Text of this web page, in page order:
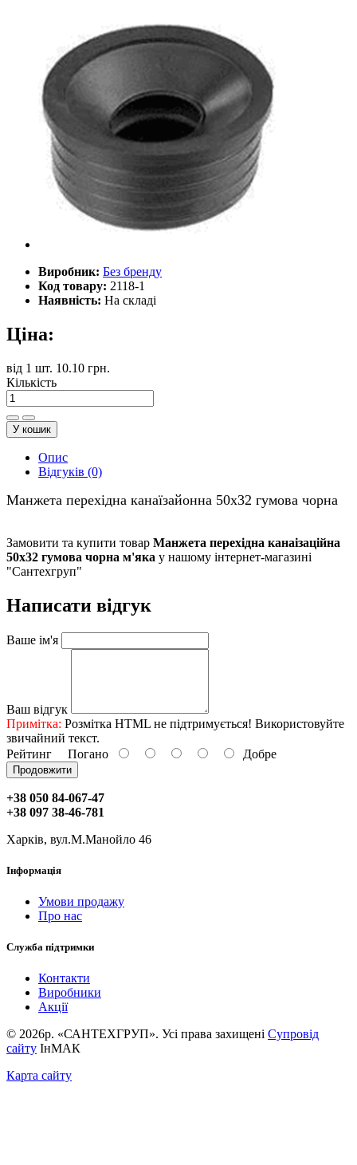
Виробник: Без бренду
Код товару: 2118-1
Наявність: На складі
Ціна:
від 1 шт. 10.10 грн.
Кількість
У кошик
Опис
Відгуків (0)
Манжета перехідна канаїзайонна 50х32 гумова чорна
Замовити та купити товар Манжета перехідна канаізаційна
50х32 гумова чорна м'яка у нашому інтернет-магазині
"Сантехгруп"
Написати відгук
Ваше ім'я
Ваш відгук
Примітка: Розмітка HTML не підтримується! Використовуйте
звичайний текст.
Рейтинг Погано Добре
Продовжити
+38 050 84-067-47
+38 097 38-46-781
Харків, вул.М.Манойло 46
Інформація
Умови продажу
Про нас
Служба підтримки
Контакти
Виробники
Акції
© 2026р. «САНТЕХГРУП». Усі права захищені Супровід
сайту ІнМАК
Карта сайту